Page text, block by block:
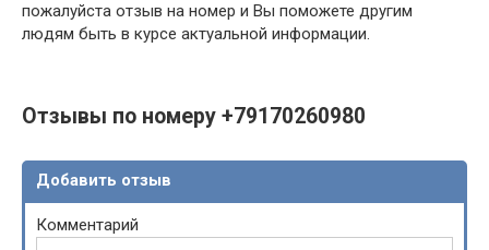
пожалуйста отзыв на номер и Вы поможете другим
людям быть в курсе актуальной информации.
Отзывы по номеру +79170260980
Добавить отзыв
Комментарий